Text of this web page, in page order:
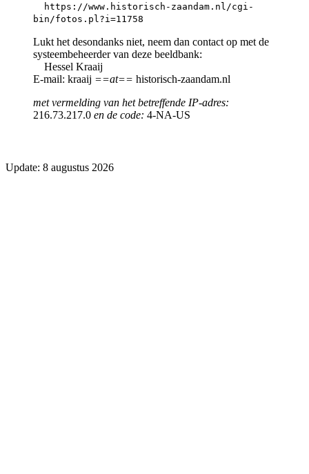
https://www.historisch-zaandam.nl/cgi-
bin/fotos.pl?i=11758
Lukt het desondanks niet, neem dan contact op met de
systeembeheerder van deze beeldbank:
Hessel Kraaij
E-mail: kraaij ==at== historisch-zaandam.nl
met vermelding van het betreffende IP-adres:
216.73.217.0 en de code: 4-NA-US
Update: 8 augustus 2026